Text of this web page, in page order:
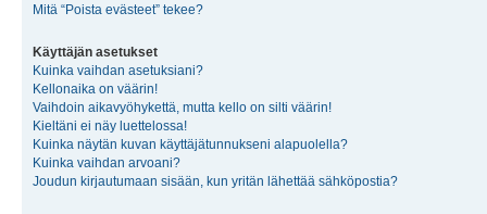
Mitä “Poista evästeet” tekee?
Käyttäjän asetukset
Kuinka vaihdan asetuksiani?
Kellonaika on väärin!
Vaihdoin aikavyöhykettä, mutta kello on silti väärin!
Kieltäni ei näy luettelossa!
Kuinka näytän kuvan käyttäjätunnukseni alapuolella?
Kuinka vaihdan arvoani?
Joudun kirjautumaan sisään, kun yritän lähettää sähköpostia?